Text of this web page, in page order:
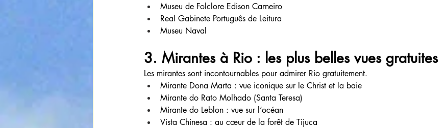
Museu de Folclore Edison Carneiro
Real Gabinete Português de Leitura
Museu Naval
3. Mirantes à Rio : les plus belles vues gratuites
Les mirantes sont incontournables pour admirer Rio gratuitement.
Mirante Dona Marta : vue iconique sur le Christ et la baie
Mirante do Rato Molhado (Santa Teresa)
Mirante do Leblon : vue sur l’océan
Vista Chinesa : au cœur de la forêt de Tijuca